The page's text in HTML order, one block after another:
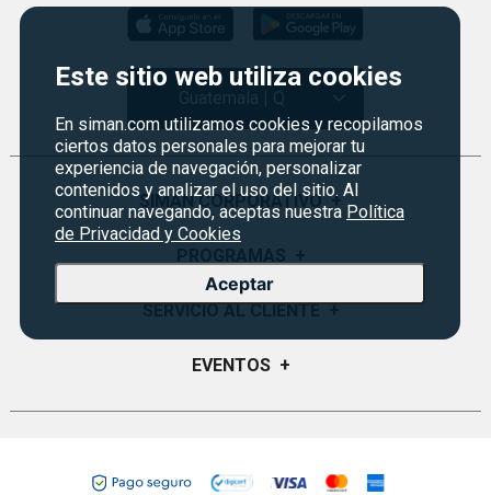
Este sitio web utiliza cookies
En siman.com utilizamos cookies y recopilamos
ciertos datos personales para mejorar tu
experiencia de navegación, personalizar
contenidos y analizar el uso del sitio. Al
continuar navegando, aceptas nuestra Política
de Privacidad y Cookies
Aceptar
SIMAN CORPORATIVO +
Visión y Misión
Sucursales
Monedero
Certificados de Regalo
Credisiman
SERVICIO AL CLIENTE +
Preguntas Frecuentes
Seguridad del sitio
EVENTOS +
Rebajas